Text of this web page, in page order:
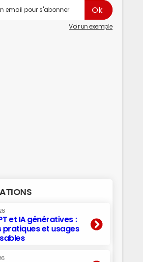
Voir un exemple
et IA génératives :
pratiques et usages